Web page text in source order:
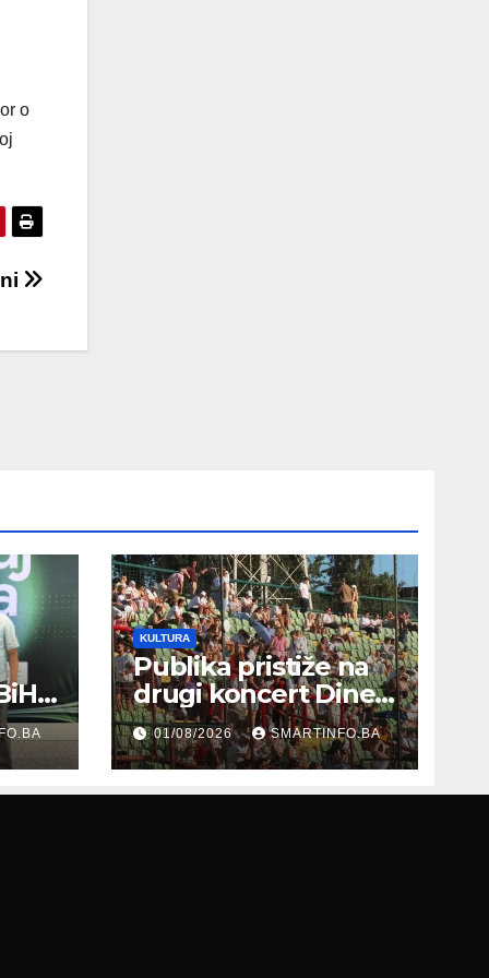
o
KULTURA
Publika pristiže na
drugi koncert Dine
Merlina na Koševu
01/08/2026 SMARTINFO.BA